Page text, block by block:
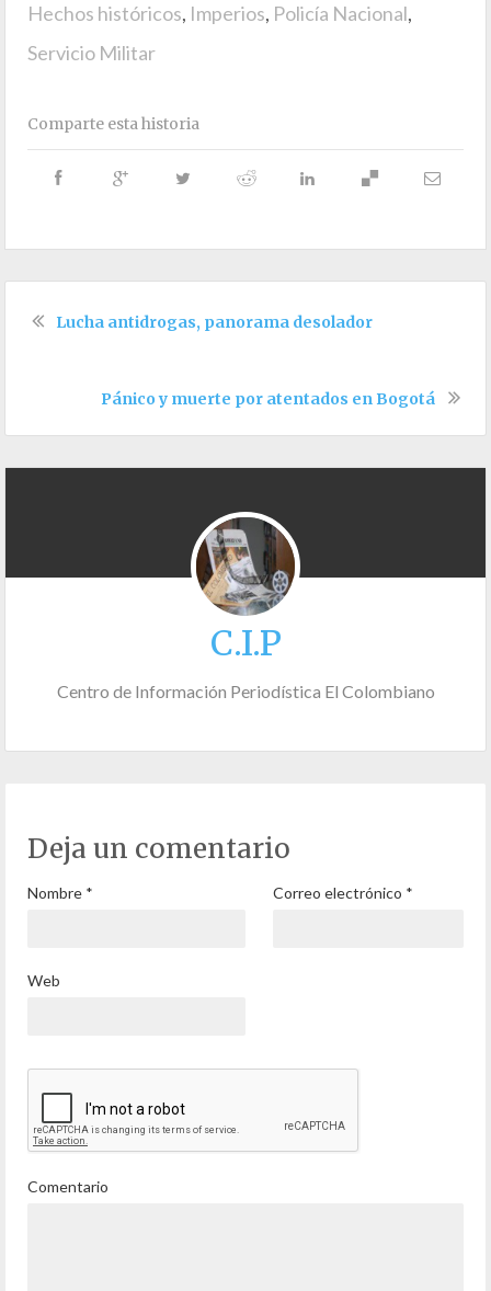
Hechos históricos, Imperios, Policía Nacional,
Servicio Militar
Comparte esta historia
Lucha antidrogas, panorama desolador
Pánico y muerte por atentados en Bogotá
C.I.P
Centro de Información Periodística El Colombiano
Deja un comentario
Nombre * Correo electrónico *
Web
Comentario